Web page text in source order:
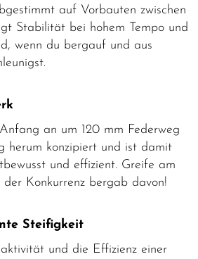
auf Vorbauten zwischen
Stabilität bei hohem Tempo und
wenn du bergauf und aus
an um 120 mm Federweg
herum konzipiert und ist damit
und effizient. Greife am
Konkurrenz bergab davon!
Steifigkeit
und die Effizienz einer